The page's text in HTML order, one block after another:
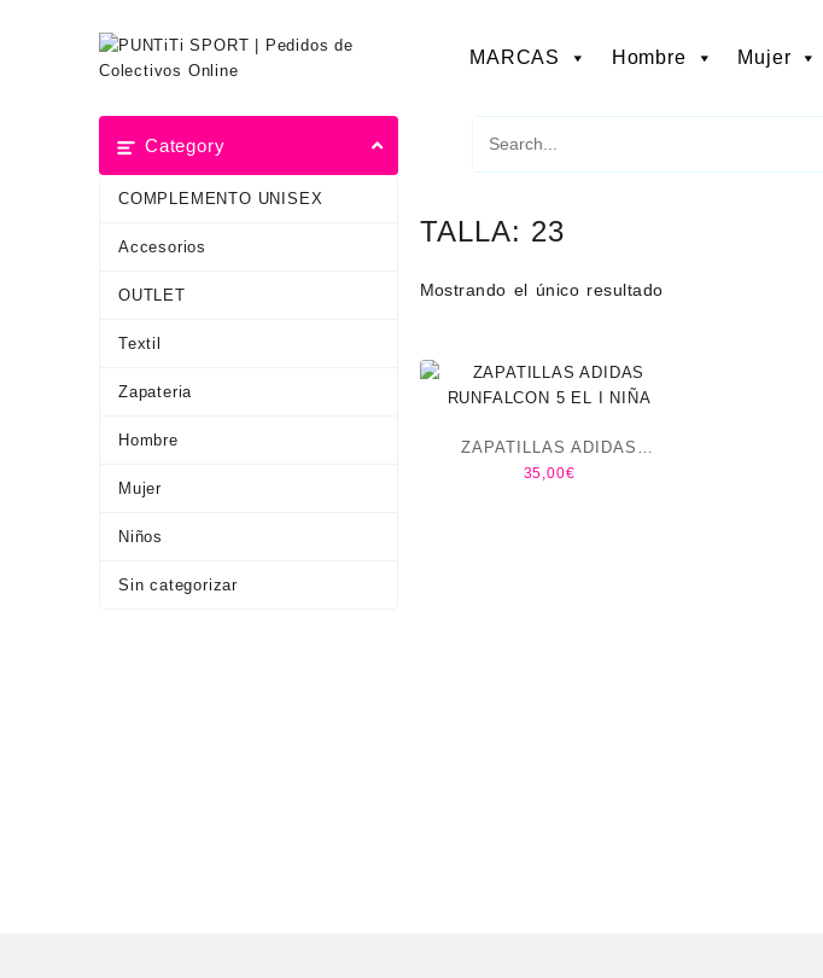
MARCAS Hombre Mujer
Category
COMPLEMENTO UNISEX
Accesorios
OUTLET
Textil
Zapateria
Hombre
Mujer
Niños
Sin categorizar
TALLA: 23
Mostrando el único resultado
ZAPATILLAS ADIDAS
RUNFALCON 5 EL I NIÑA
35,00€